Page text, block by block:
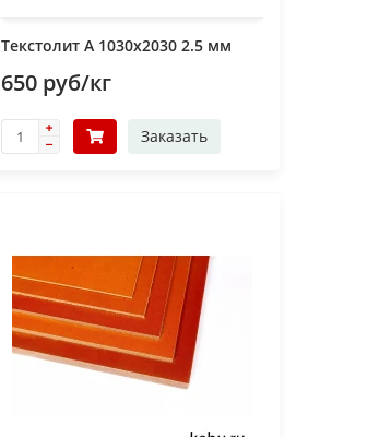
Текстолит А 1030х2030 2.5 мм
650 руб/кг
Заказать